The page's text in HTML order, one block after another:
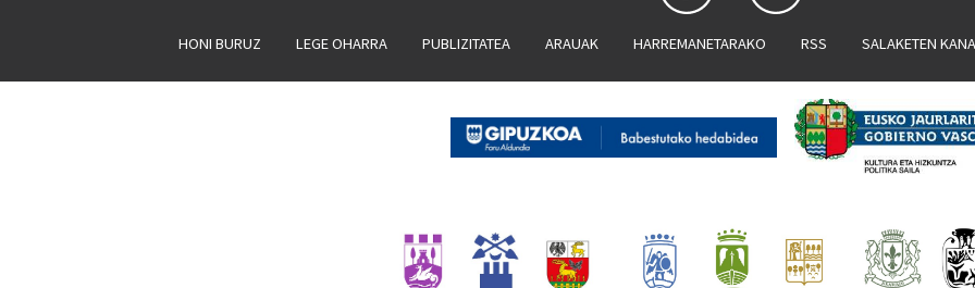
HONI BURUZ LEGE OHARRA PUBLIZITATEA ARAUAK HARREMANETARAKO RSS SALAKETEN